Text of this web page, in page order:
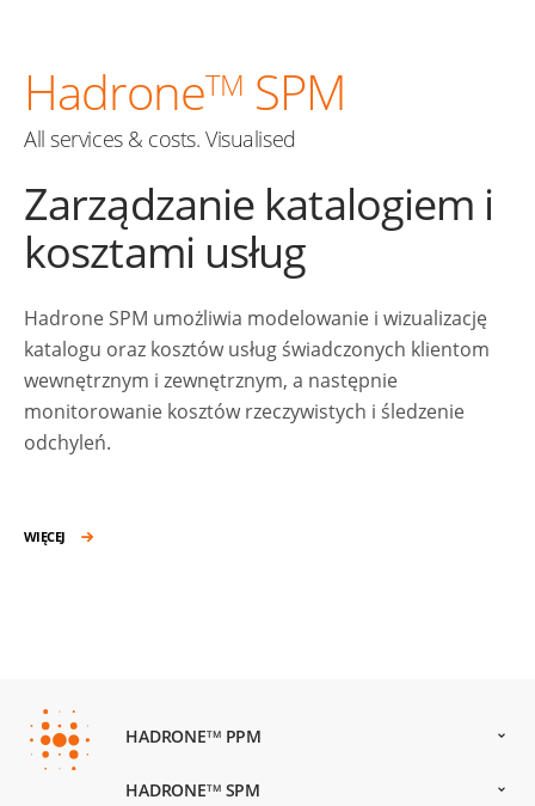
HadroneTM SPM
All services & costs. Visualised
Zarządzanie katalogiem i
kosztami usług
Hadrone SPM umożliwia modelowanie i wizualizację
katalogu oraz kosztów usług świadczonych klientom
wewnętrznym i zewnętrznym, a następnie
monitorowanie kosztów rzeczywistych i śledzenie
odchyleń.
WIĘCEJ
HADRONETMPPM
HADRONETMSPM